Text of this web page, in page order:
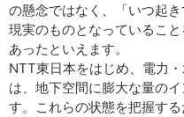
の懸念ではなく、「いつ起
現実のものとなっているこ
あったといえます。
NTT東日本をはじめ、電力
は、地下空間に膨大な量の
す。これらの状態を把握す